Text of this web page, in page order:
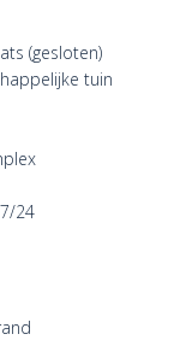
centrum van
Het ligt ook
voorzieningen
(gesloten)
tuin
24